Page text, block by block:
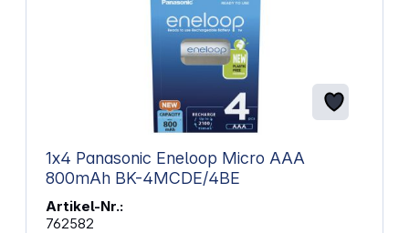
1x4 Panasonic Eneloop Micro AAA
800mAh BK-4MCDE/4BE
Artikel-Nr.:
762582